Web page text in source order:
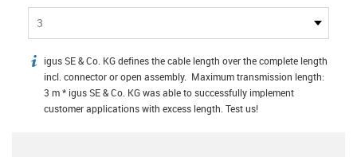
3
igus-icon-info
igus SE & Co. KG defines the cable length over the complete length
incl. connector or open assembly. Maximum transmission length:
3 m * igus SE & Co. KG was able to successfully implement
customer applications with excess length. Test us!